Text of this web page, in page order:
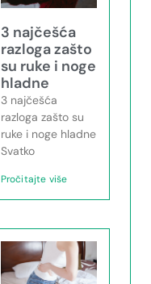
3 najčešća
razloga zašto
su ruke i noge
hladne
3 najčešća
razloga zašto su
ruke i noge hladne
Svatko
Pročitajte više